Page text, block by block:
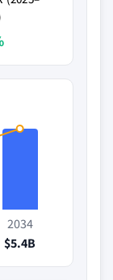
2034
$5.4B